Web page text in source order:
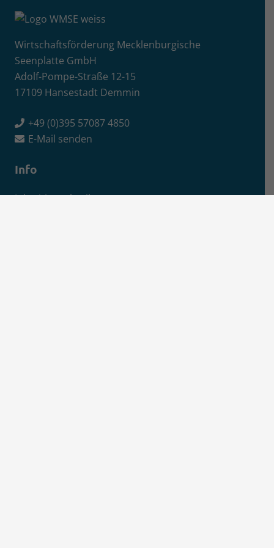
Wirtschaftsförderung Mecklenburgische
Seenplatte GmbH
Adolf-Pompe-Straße 12-15
17109 Hansestadt Demmin
+49 (0)395 57087 4850
E-Mail senden
Info
Jobs / Ausschreibungen